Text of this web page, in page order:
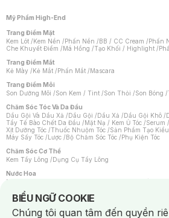
Mỹ Phẩm High-End
Trang Điểm Mặt
Kem Lót /Kem Nền /Phấn Nền /BB / CC Cream /Phấn
Che Khuyết Điểm /Má Hồng /Tạo Khối / Highlight /
Trang Điểm Mắt
Kẻ Mày /Kẻ Mắt /Phấn Mắt /Mascara
Trang Điểm Môi
Son Dưỡng Môi /Son Kem / Tint /Son Thỏi /Son Bóng /
Chăm Sóc Tóc Và Da Đầu
Dầu Gội Và Dầu Xả /Dầu Gội /Dầu Xả /Dầu Gội Khô /
Tẩy Tế Bào Chết Da Đầu /Mặt Nạ / Kem Ủ Tóc /Serum
Xịt Dưỡng Tóc /Thuốc Nhuộm Tóc /Sản Phẩm Tạo
Máy Sấy Tóc /Lược /Bộ Chăm Sóc Tóc /Phụ Kiện Tóc
Chăm Sóc Cơ Thể
Kem Tẩy Lông /Dụng Cụ Tẩy Lông
Nước Hoa
Nước Hoa Nữ
Chăm Sóc Cá Nhân
Chống Muỗi /Khẩu Trang /Máy Massage/Mặt Nạ
BIỂU NGỮ COOKIE
Notice about cookies usage
Chúng tôi quan tâm đến quyền